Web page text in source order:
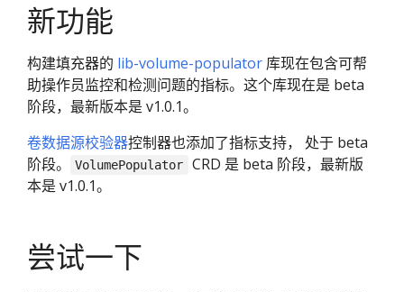
新功能
构建填充器的 lib-volume-populator 库现在包含可帮
助操作员监控和检测问题的指标。这个库现在是 beta
阶段，最新版本是 v1.0.1。
卷数据源校验器控制器也添加了指标支持， 处于 beta
阶段。
VolumePopulator
CRD 是 beta 阶段，最新版
本是 v1.0.1。
尝试一下